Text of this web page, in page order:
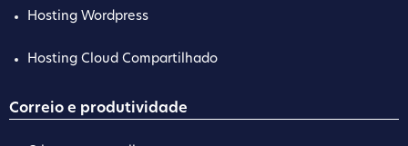
Hosting Wordpress
Hosting Cloud Compartilhado
Correio e produtividade